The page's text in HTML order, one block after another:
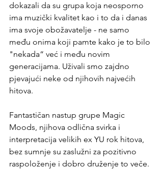
dokazali da su grupa koja neosporno
ima muzički kvalitet kao i to da i danas
ima svoje obožavatelje - ne samo
među onima koji pamte kako je to bilo
"nekada“ već i među novim
generacijama. Uživali smo zajdno
pjevajući neke od njihovih najvećih
hitova.
Fantastičan nastup grupe Magic
Moods, njihova odlična svirka i
interpretacija velikih ex YU rok hitova,
bez sumnje su zaslužni za pozitivno
raspoloženje i dobro druženje to veče.